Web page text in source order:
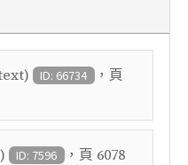
ID: 66734 ，頁
ID: 7596 ，頁 6078